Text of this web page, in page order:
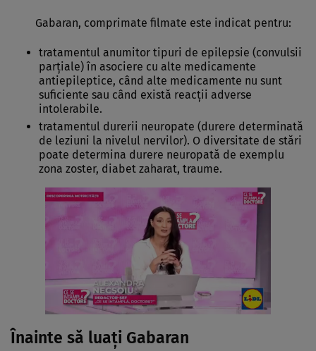
Gabaran, comprimate filmate este indicat pentru:
tratamentul anumitor tipuri de epilepsie (convulsii
parţiale) în asociere cu alte medicamente
antiepileptice, când alte medicamente nu sunt
suficiente sau când există reacţii adverse
intolerabile.
tratamentul durerii neuropate (durere determinată
de leziuni la nivelul nervilor). O diversitate de stări
poate determina durere neuropată de exemplu
zona zoster, diabet zaharat, traume.
Înainte să luaţi Gabaran